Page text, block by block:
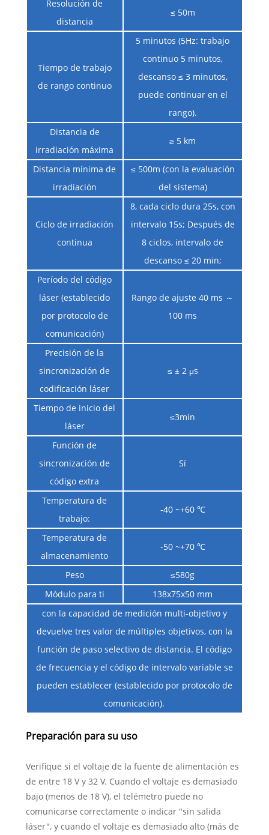
Resolución de
distancia
≤ 50m
Tiempo de trabajo
de rango continuo
5 minutos (5Hz: trabajo
continuo 5 minutos,
descanso ≤ 3 minutos,
puede continuar en el
rango).
Distancia de
irradiación máxima
≥ 5 km
Distancia mínima de
irradiación
≤ 500m (con la evaluación
del sistema)
Ciclo de irradiación
continua
8, cada ciclo dura 25s, con
intervalo 15s; Después de
8 ciclos, intervalo de
descanso ≤ 20 min;
Período del código
láser (establecido
por protocolo de
comunicación)
Rango de ajuste 40 ms ～
100 ms
Precisión de la
sincronización de
codificación láser
≤ ± 2 μs
Tiempo de inicio del
láser
≤3min
Función de
sincronización de
código extra
Sí
Temperatura de
trabajo:
-40 ~+60 ℃
Temperatura de
almacenamiento
-50 ~+70 ℃
Peso
≤580g
Módulo para ti
138x75x50 mm
con la capacidad de medición multi-objetivo y
devuelve tres valor de múltiples objetivos, con la
función de paso selectivo de distancia. El código
de frecuencia y el código de intervalo variable se
pueden establecer (establecido por protocolo de
comunicación).
Preparación para su uso
Verifique si el voltaje de la fuente de alimentación es
de entre 18 V y 32 V. Cuando el voltaje es demasiado
bajo (menos de 18 V), el telémetro puede no
comunicarse correctamente o indicar "sin salida
láser", y cuando el voltaje es demasiado alto (más de